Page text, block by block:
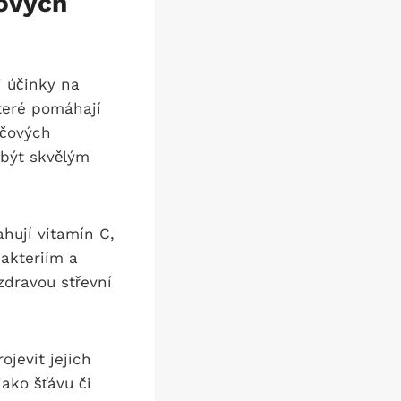
účinky na
pomáhají
skvělým
vitamín C,
a
střevní
jejich
šťávu či